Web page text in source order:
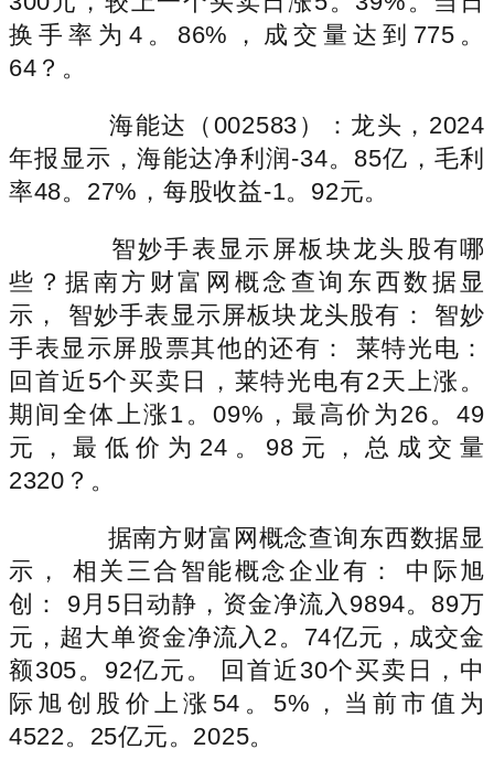
换手率为4。86%，成交量达到775。
64？。
海能达（002583）：龙头，2024
年报显示，海能达净利润-34。85亿，毛利
率48。27%，每股收益-1。92元。
智妙手表显示屏板块龙头股有哪
些？据南方财富网概念查询东西数据显
示， 智妙手表显示屏板块龙头股有： 智妙
手表显示屏股票其他的还有： 莱特光电：
回首近5个买卖日，莱特光电有2天上涨。
期间全体上涨1。09%，最高价为26。49
元，最低价为24。98元，总成交量
2320？。
据南方财富网概念查询东西数据显
示， 相关三合智能概念企业有： 中际旭
创： 9月5日动静，资金净流入9894。89万
元，超大单资金净流入2。74亿元，成交金
额305。92亿元。 回首近30个买卖日，中
际旭创股价上涨54。5%，当前市值为
4522。25亿元。2025。